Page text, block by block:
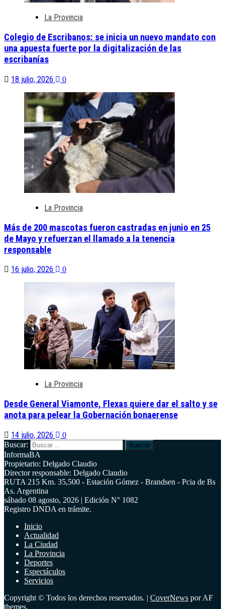
La Provincia
Colegio de Escribanos: se inicia un nuevo mandato con
una apuesta fuerte por la digitalización de las
escribanías
18 julio, 2026 0
La Provincia
Más de 200 mascotas fueron castradas en junio en 25
de Mayo y refuerzan el llamado a la tenencia
responsable
16 julio, 2026 0
La Provincia
Desde General Viamonte, Flexas quiere dar el salto y se
anota para pelear la Gobernación bonaerense
14 julio, 2026
0
Buscar:
InformaBA
Propietario: Delgado Claudio
Director responsable: Delgado Claudio
RUTA 215 Km. 35,500 - Estación Gómez - Brandsen - Pcia de Bs
As. Argentina
sábado 08 agosto, 2026 | Edición N° 1082
Registro DNDA en trámite.
Inicio
Actualidad
La Ciudad
La Provincia
Deportes
Espectáculos
Servicios
Copyright © Todos los derechos reservados. | CoverNews por AF
themes.